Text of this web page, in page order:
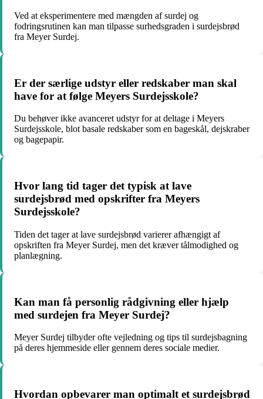
Ved at eksperimentere med mængden af surdej og
fodringsrutinen kan man tilpasse surhedsgraden i surdejsbrød
fra Meyer Surdej.
Er der særlige udstyr eller redskaber man skal
have for at følge Meyers Surdejsskole?
Du behøver ikke avanceret udstyr for at deltage i Meyers
Surdejsskole, blot basale redskaber som en bageskål, dejskraber
og bagepapir.
Hvor lang tid tager det typisk at lave
surdejsbrød med opskrifter fra Meyers
Surdejsskole?
Tiden det tager at lave surdejsbrød varierer afhængigt af
opskriften fra Meyer Surdej, men det kræver tålmodighed og
planlægning.
Kan man få personlig rådgivning eller hjælp
med surdejen fra Meyer Surdej?
Meyer Surdej tilbyder ofte vejledning og tips til surdejsbagning
på deres hjemmeside eller gennem deres sociale medier.
Hvordan opbevarer man optimalt et surdejsbrød